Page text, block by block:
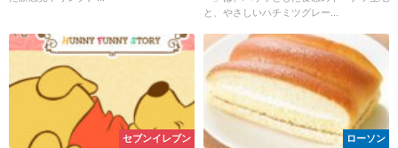
と、やさしいハチミツグレー...
セブンイレブン ローソン